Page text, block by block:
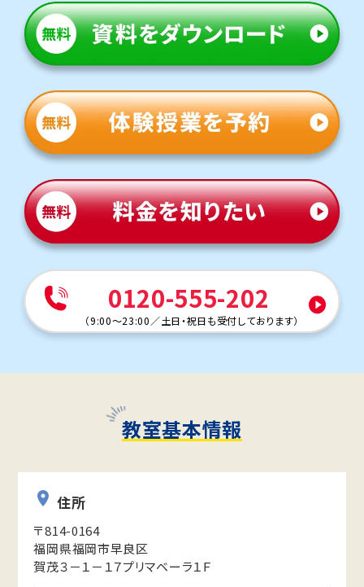
0120-555-202
（9:00～23:00 ／土日・祝日も受付しております）
教室基本情報
住所
〒814-0164
福岡県福岡市早良区
賀茂３－１－１７プリマベーラ１Ｆ